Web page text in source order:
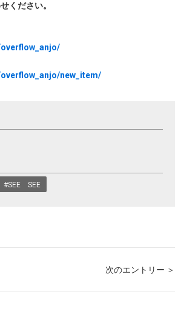
ください。
new_item/
#SEE SEE
次のエントリー ＞